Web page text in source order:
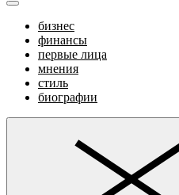
бизнес
финансы
первые лица
мнения
стиль
биографии